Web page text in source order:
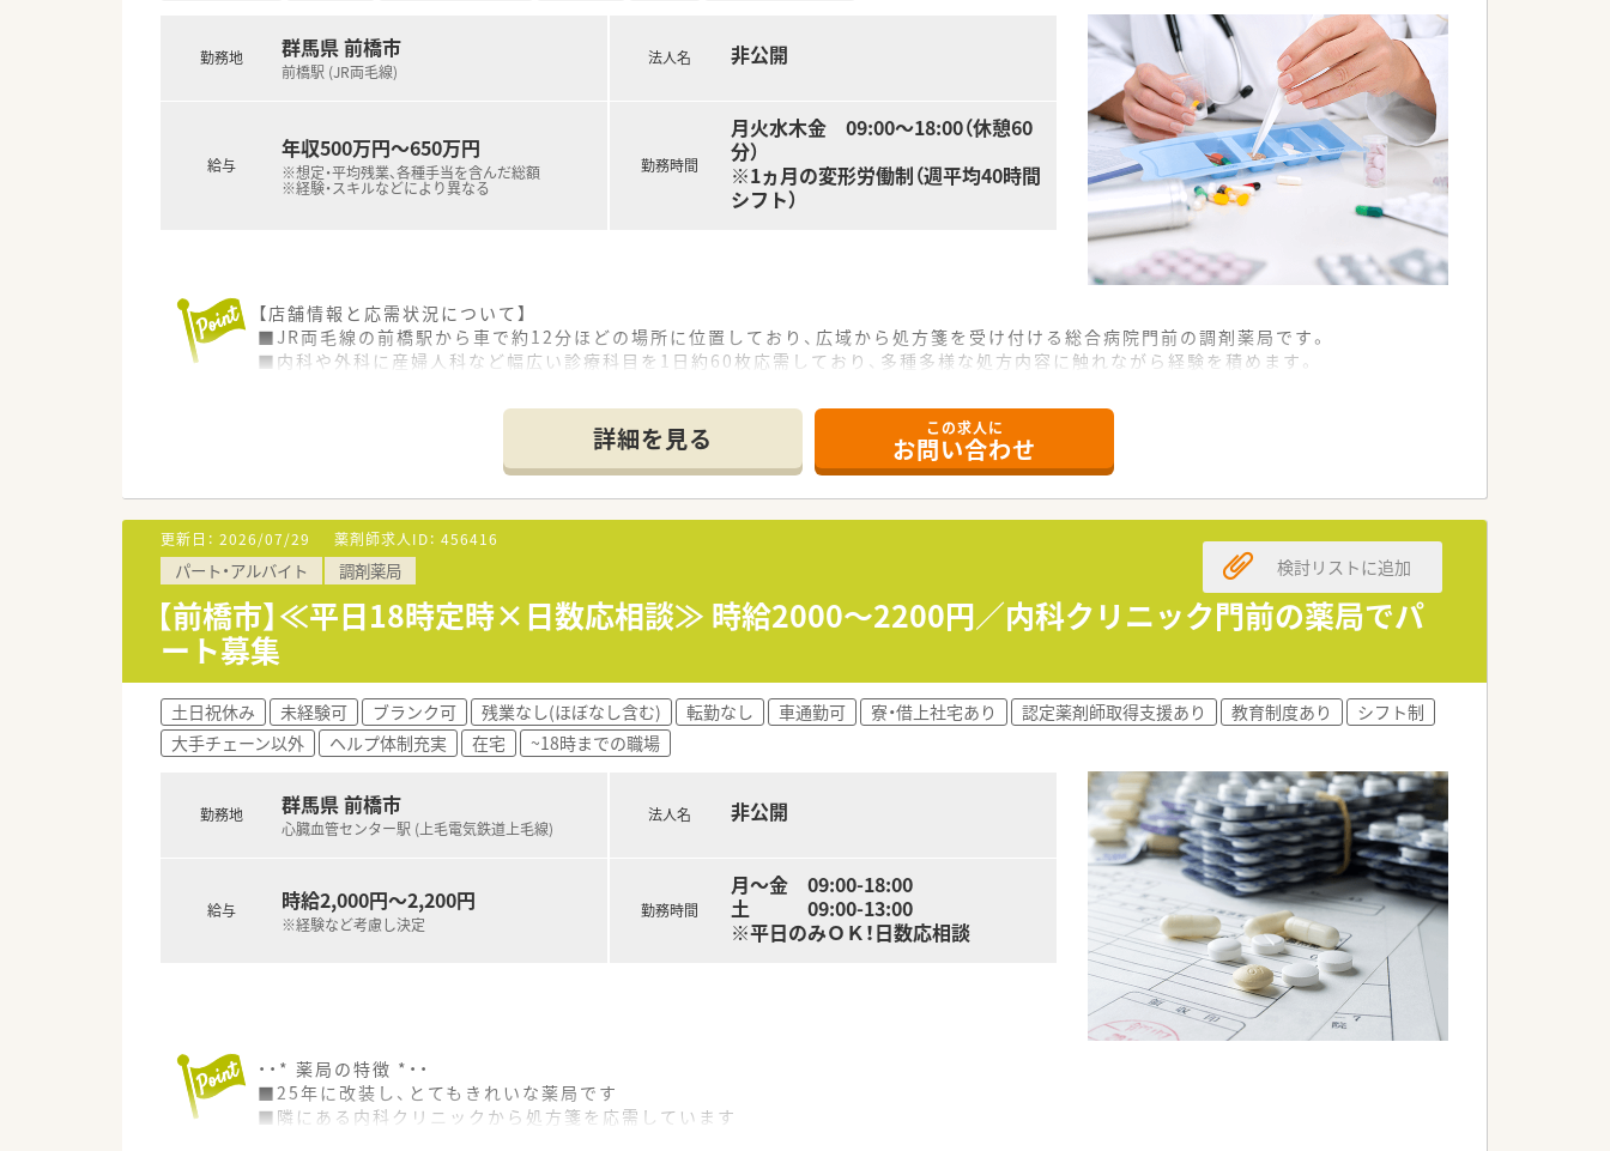
〇応募について〇
ご入社時期について、お気軽にご相談下さい！
ご応募の際に履歴書・職務経歴書が必要となります。
勤務地 群馬県 前橋市
前橋駅 (JR両毛線)
給与
年収500万円～650万円
※想定・平均残業、各種手当を含んだ総額
※経験・スキルなどにより異なる
法人名 非公開
勤務時間
月火水木金 09:00～18:00（休憩60
分）
※1ヵ月の変形労働制（週平均40時間
シフト）
【店舗情報と応需状況について】
■JR両毛線の前橋駅から車で約12分ほどの場所に位置しており、広域から処方箋を受け付ける総合病院門前の調剤薬局です。
■内科や外科に産婦人科など幅広い診療科目を1日約60枚応需しており、多種多様な処方内容に触れながら経験を積めます。
■管理薬剤師としてお迎えする場合の想定年収は550万円から650万円となり、これまでのご経験やスキルを正当に評価します。
■住宅手当として月額50,000円の支給があるほか、精勤手当や職能手当などの諸手当も充実しており、安定した収入を得られます。
■将来的なライフプランの変化に合わせて、正社員からパートへの切り替えなど柔軟に働き方を選択できる制度が整っています。
【勤務実態について】
■総合病院の開局時間に合わせて平日18時までの勤務となっており、残業も月平均10時間程度と非常に少ないのが特徴です。
■原則として土日祝休みが確保されているため、仕事とプライベートのオンオフをはっきりと切り替えて生活を充実させられます。
■残業代は5分単位でしっかりと支給される仕組みが構築されており、日々の頑張りが無駄にならない誠実な労務管理です。
【こんな取り組みをしています】
■最新の薬学的知見を共有するため、病院薬剤部での研修参加やドクターとの合同勉強会を積極的に実施して研鑽を積んでいます。
■会社独自のYouTube運営やOTCのネット販売など、店舗スタッフ主導の新しいプロジェクトが数多く動いているのが特徴です。
■地域医療への貢献として健康サポート薬局の認定取得や、在宅医療および施設への訪問業務にも積極的に取り組んでいます。
詳細を見る この求人に
お問い合わせ
更新日： 2026/07/29 薬剤師求人ID： 456416
パート・アルバイト 調剤薬局
【前橋市】≪平日18時定時×日数応相談≫ 時給2000～2200円／内科クリニック門前の薬局でパ
ート募集
検討リストに追加
土日祝休み 未経験可 ブランク可 残業なし(ほぼなし含む) 転勤なし 車通勤可 寮・借上社宅あり 認定薬剤師取得支援あり 教育制度あり
シフト制
大手チェーン以外
ヘルプ体制充実 在宅 ~18時までの職場
勤務地 群馬県 前橋市
心臓血管センター駅 (上毛電気鉄道上毛線)
給与 時給2,000円～2,200円
※経験など考慮し決定
法人名 非公開
勤務時間
月～金 09:00-18:00
土 09:00-13:00
※平日のみＯＫ！日数応相談
・・* 薬局の特徴 *・・
■25年に改装し、とてもきれいな薬局です
■隣にある内科クリニックから処方箋を応需しています